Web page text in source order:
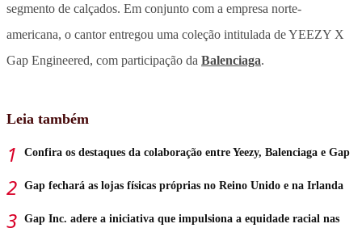
segmento de calçados. Em conjunto com a empresa norte-
americana, o cantor entregou uma coleção intitulada de YEEZY X
Gap Engineered, com participação da Balenciaga.
Leia também
Confira os destaques da colaboração entre Yeezy, Balenciaga e Gap
Gap fechará as lojas físicas próprias no Reino Unido e na Irlanda
Gap Inc. adere a iniciativa que impulsiona a equidade racial nas